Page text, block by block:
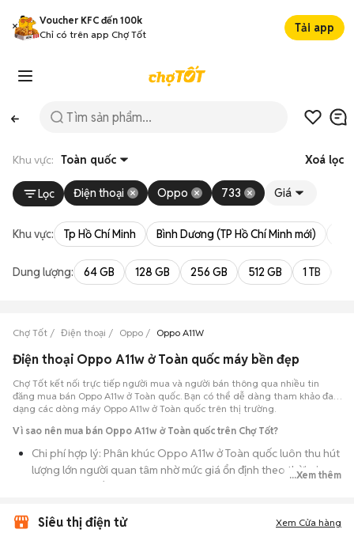
Voucher KFC đến 100k
Chỉ có trên app Chợ Tốt
Tải app
Khu vực: Toàn quốc Xoá lọc
Lọc Điện thoại Oppo 733 Giá
Khu vực: Tp Hồ Chí Minh Bình Dương (TP Hồ Chí Minh mới)
Dung lượng: 64 GB 128 GB 256 GB 512 GB 1 TB
Chợ Tốt Điện thoại Oppo Oppo A11W
Điện thoại Oppo A11w ở Toàn quốc máy bền đẹp
Chợ Tốt kết nối trực tiếp người mua và người bán thông qua nhiều tin
đăng mua bán Oppo A11w ở Toàn quốc. Bạn có thể dễ dàng tham khảo đa
dạng các dòng máy Oppo A11w ở Toàn quốc trên thị trường.
Vì sao nên mua bán Oppo A11w ở Toàn quốc trên Chợ Tốt?
Chi phí hợp lý: Phân khúc Oppo A11w ở Toàn quốc luôn thu hút
lượng lớn người quan tâm nhờ mức giá ổn định theo thời gian,
phù hợp với số đông.
quốc cung cấp cho bạn nhiều lựa chọn về tỷ lệ phần trăm pin,
...Xem thêm
Siêu thị điện tử Xem Cửa hàng